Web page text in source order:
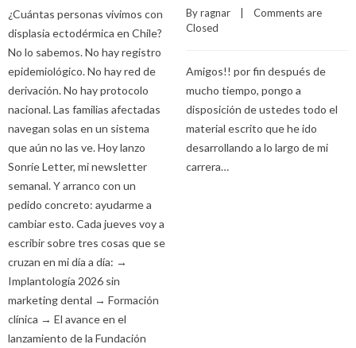
¿Cuántas personas vivimos con
displasia ectodérmica en Chile?
No lo sabemos. No hay registro
epidemiológico. No hay red de
derivación. No hay protocolo
nacional. Las familias afectadas
navegan solas en un sistema
que aún no las ve. Hoy lanzo
Sonríe Letter, mi newsletter
semanal. Y arranco con un
pedido concreto: ayudarme a
cambiar esto. Cada jueves voy a
escribir sobre tres cosas que se
cruzan en mi día a día: →
Implantología 2026 sin
marketing dental → Formación
clínica → El avance en el
lanzamiento de la Fundación
By ragnar
Comments are
Closed
Amigos!! por fin después de
mucho tiempo, pongo a
disposición de ustedes todo el
material escrito que he ido
desarrollando a lo largo de mi
carrera…